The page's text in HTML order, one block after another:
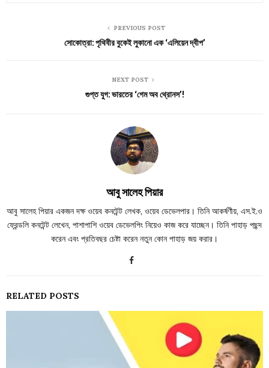
PREVIOUS POST
সোকোত্রা: পৃথিবীর বুকেই লুকানো এক ‘এলিয়েন দ্বীপ’
NEXT POST
গুপ্ত যুগ: ভারতের ‘গেম অব থ্রোনস’!
আবু সালেহ পিয়ার
আবু সালেহ পিয়ার একজন দক্ষ ওয়েব কনটেন্ট লেখক, ওয়েব ডেভেলপার। তিনি আকর্ষণীয়, এস.ই.ও
ফ্রেন্ডলি কনটেন্ট লেখেন, পাশাপাশি ওয়েব ডেভেলপিং নিয়েও কাজ করে যাচ্ছেন। তিনি পাহাড় পছন্দ
করেন এবং প্রতিবছর চেষ্টা করেন নতুন কোন পাহাড় জয় করার।
RELATED POSTS